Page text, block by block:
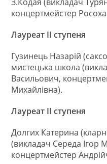
концертмейстер
Лауреат ІІ ступеня
Гузинець Назарій
мистецька школа
Васильович,
Михайлівна).
Лауреат ІІ ступеня
Долгих Катерина
(викладач Середа Ігор
концертмейстер